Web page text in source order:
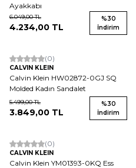
Ayakkabı
6.049,00TL
4.234,00 TL
%30
İndirim
(0)
CALVIN KLEIN
Calvin Klein HW02872-0GJ SQ
Molded Kadın Sandalet
5.499,00TL
3.849,00 TL
%30
İndirim
(0)
CALVIN KLEIN
Calvin Klein YM01393-0KQ Ess